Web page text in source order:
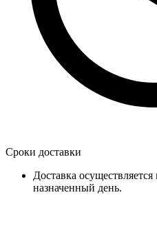
Сроки доставки
Доставка
назначенный день.